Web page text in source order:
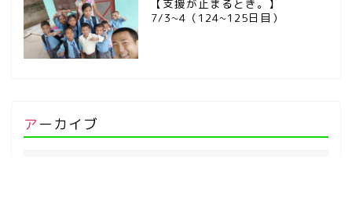
【支援が止まるとき。】
7/3~4（124~125日目）
アーカイブ